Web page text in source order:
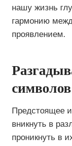
нашу жизнь
гармонию
проявлением.
Предстоящее
вникнуть в
проникнуть в